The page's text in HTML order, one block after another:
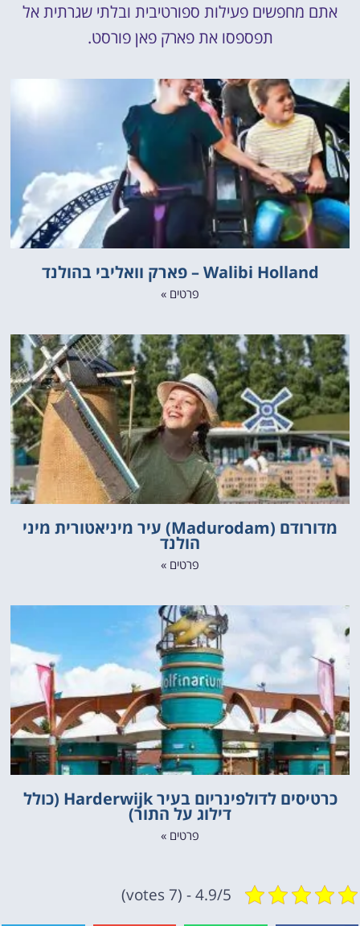
אתם מחפשים פעילות ספורטיבית ובלתי שגרתית אל
תפספסו את פארק פאן פורסט.
Walibi Holland – פארק וואליבי בהולנד
פרטים »
מדורודם (Madurodam) עיר מיניאטורית מיני
הולנד
פרטים »
כרטיסים לדולפינריום בעיר Harderwijk (כולל
דילוג על התור)
פרטים »
4.9/5 - (7 votes)